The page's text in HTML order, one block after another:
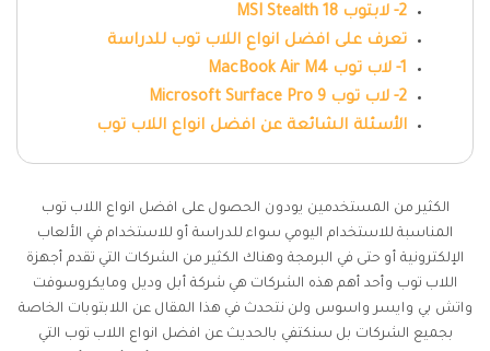
2- لابتوب MSI Stealth 18
تعرف على افضل انواع اللاب توب للدراسة
1- لاب توب MacBook Air M4
2- لاب توب Microsoft Surface Pro 9
الأسئلة الشائعة عن افضل انواع اللاب توب
الكثير من المستخدمين يودون الحصول على افضل انواع اللاب توب
المناسبة للاستخدام اليومي سواء للدراسة أو للاستخدام في الألعاب
الإلكترونية أو حتى في البرمجة وهناك الكثير من الشركات التي تقدم أجهزة
اللاب توب وأحد أهم هذه الشركات هي شركة أبل وديل ومايكروسوفت
واتش بي وايسر واسوس ولن نتحدث في هذا المقال عن اللابتوبات الخاصة
بجميع الشركات بل سنكتفي بالحديث عن افضل انواع اللاب توب التي